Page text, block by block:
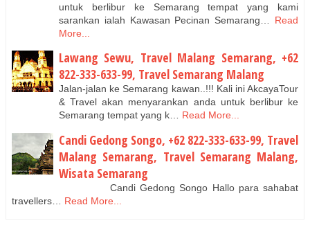
untuk berlibur ke Semarang tempat yang kami
sarankan ialah Kawasan Pecinan Semarang…
Read
More...
Lawang Sewu, Travel Malang Semarang, +62
822-333-633-99, Travel Semarang Malang
Jalan-jalan ke Semarang kawan..!!! Kali ini AkcayaTour
& Travel akan menyarankan anda untuk berlibur ke
Semarang tempat yang k…
Read More...
Candi Gedong Songo, +62 822-333-633-99, Travel
Malang Semarang, Travel Semarang Malang,
Wisata Semarang
Candi Gedong Songo Hallo para sahabat
travellers…
Read More...